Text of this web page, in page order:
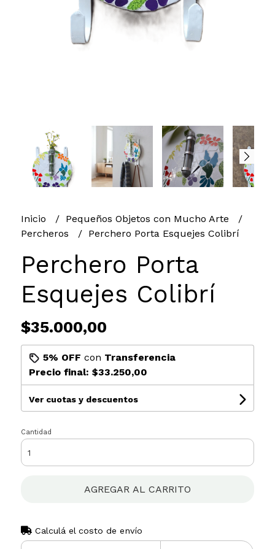
Inicio
Pequeños Objetos con Mucho Arte
Percheros
Perchero Porta Esquejes Colibrí
Perchero Porta
Esquejes Colibrí
$35.000,00
5% OFF con Transferencia
Precio final: $33.250,00
Ver cuotas y descuentos
Cantidad
AGREGAR AL CARRITO
Calculá el costo de envío